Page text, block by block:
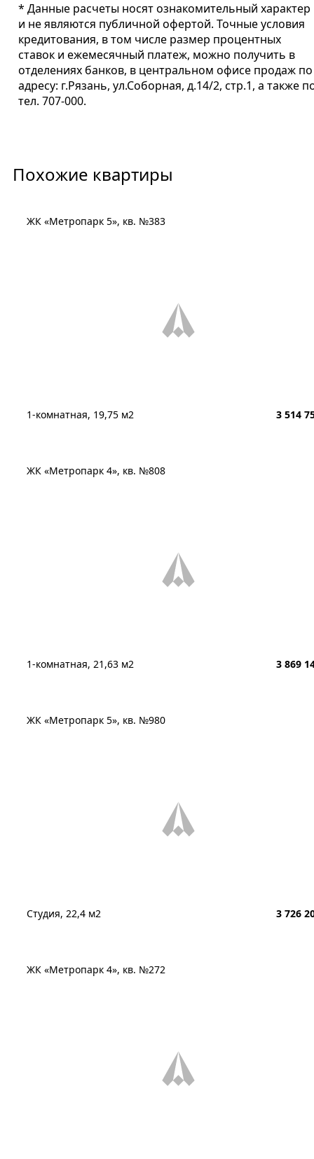
* Данные расчеты носят ознакомительный характер
и не являются публичной офертой. Точные условия
кредитования, в том числе размер процентных
ставок и ежемесячный платеж, можно получить в
отделениях банков, в центральном офисе продаж по
адресу: г.Рязань, ул.Соборная, д.14/2, стр.1, а также
тел. 707-000.
Похожие квартиры
ЖК «Метропарк 5», кв. №383
1-комнатная, 19,75 м2 3 514
ЖК «Метропарк 4», кв. №808
1-комнатная, 21,63 м2 3 869
ЖК «Метропарк 5», кв. №980
Студия, 22,4 м2 3 726
ЖК «Метропарк 4», кв. №272